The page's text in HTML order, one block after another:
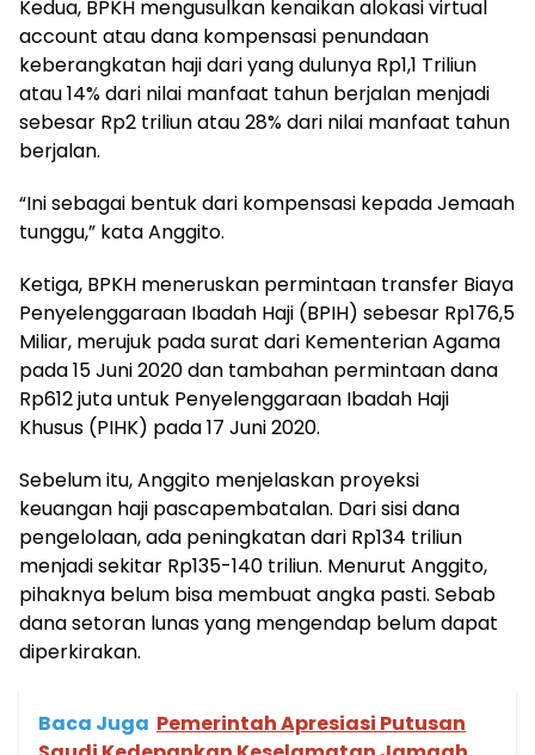
Kedua, BPKH mengusulkan kenaikan alokasi virtual
account atau dana kompensasi penundaan
keberangkatan haji dari yang dulunya Rp1,1 Triliun
atau 14% dari nilai manfaat tahun berjalan menjadi
sebesar Rp2 triliun atau 28% dari nilai manfaat tahun
berjalan.
“Ini sebagai bentuk dari kompensasi kepada Jemaah
tunggu,” kata Anggito.
Ketiga, BPKH meneruskan permintaan transfer Biaya
Penyelenggaraan Ibadah Haji (BPIH) sebesar Rp176,5
Miliar, merujuk pada surat dari Kementerian Agama
pada 15 Juni 2020 dan tambahan permintaan dana
Rp612 juta untuk Penyelenggaraan Ibadah Haji
Khusus (PIHK) pada 17 Juni 2020.
Sebelum itu, Anggito menjelaskan proyeksi
keuangan haji pascapembatalan. Dari sisi dana
pengelolaan, ada peningkatan dari Rp134 triliun
menjadi sekitar Rp135-140 triliun. Menurut Anggito,
pihaknya belum bisa membuat angka pasti. Sebab
dana setoran lunas yang mengendap belum dapat
diperkirakan.
Baca Juga Pemerintah Apresiasi Putusan